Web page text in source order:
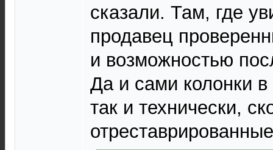
сказали. Там, где
продавец
и возможностью
Да и сами колонки
так и технически,